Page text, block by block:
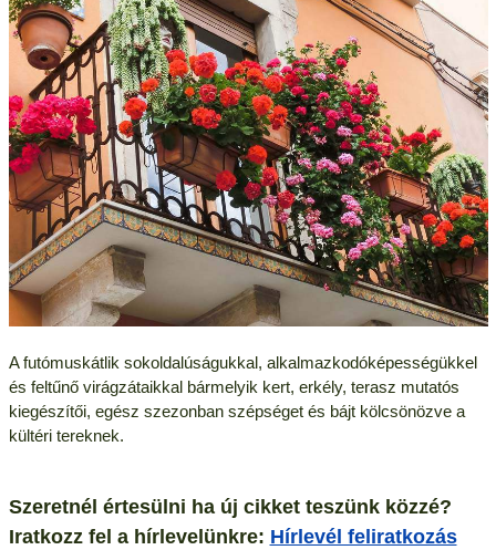
A futómuskátlik sokoldalúságukkal, alkalmazkodóképességükkel
és feltűnő virágzátaikkal bármelyik kert, erkély, terasz mutatós
kiegészítői, egész szezonban szépséget és bájt kölcsönözve a
kültéri tereknek.
Szeretnél értesülni ha új cikket teszünk közzé?
Iratkozz fel a hírlevelünkre: Hírlevél feliratkozás